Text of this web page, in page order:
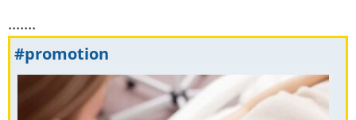
.......
#promotion